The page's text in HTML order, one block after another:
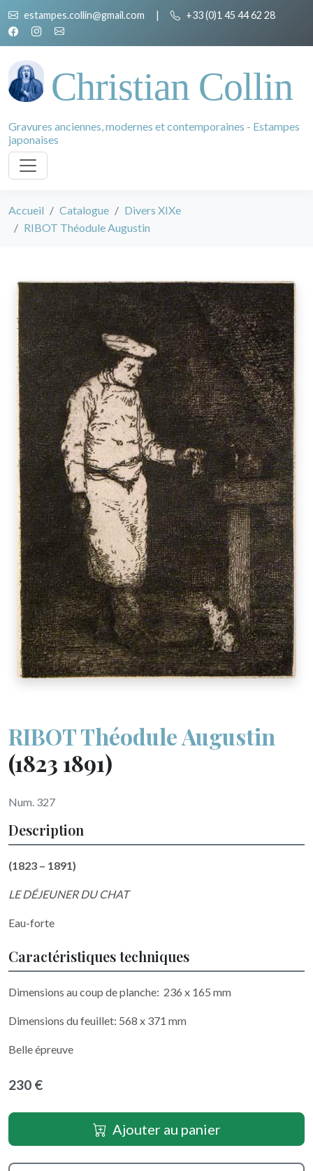
estampes.collin@gmail.com | +33 (0)1 45 44 62 28
Christian Collin
Gravures anciennes, modernes et contemporaines - Estampes
japonaises
Accueil Catalogue
Divers XIXe
RIBOT Théodule Augustin
RIBOT Théodule Augustin
(1823 1891)
Num. 327
Description
(1823 – 1891)
LE DÉJEUNER DU CHAT
Eau-forte
Caractéristiques techniques
Dimensions au coup de planche: 236 x 165 mm
Dimensions du feuillet: 568 x 371 mm
Belle épreuve
230 €
Ajouter au panier